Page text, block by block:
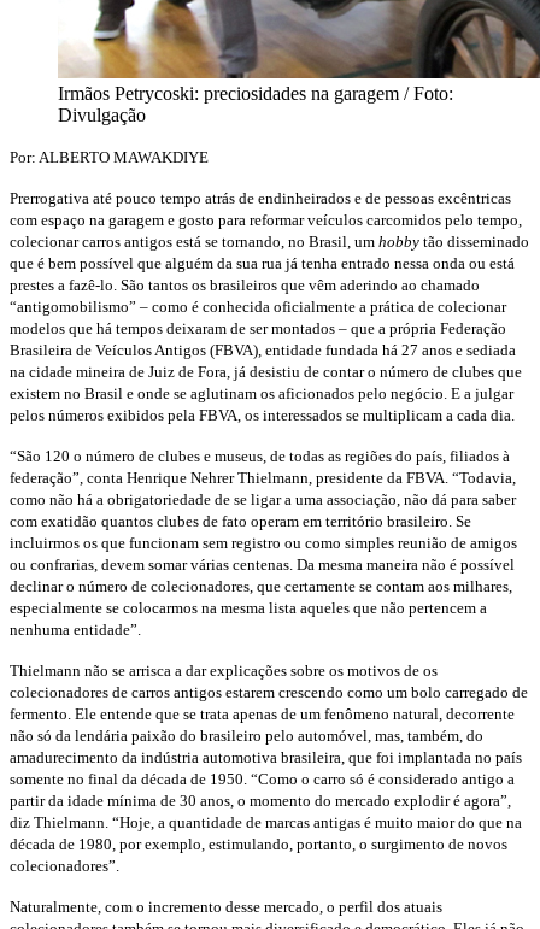
Irmãos Petrycoski: preciosidades na garagem / Foto:
Divulgação
Por: ALBERTO MAWAKDIYE
Prerrogativa até pouco tempo atrás de endinheirados e de pessoas excêntricas
com espaço na garagem e gosto para reformar veículos carcomidos pelo tempo,
colecionar carros antigos está se tornando, no Brasil, um hobby tão disseminado
que é bem possível que alguém da sua rua já tenha entrado nessa onda ou está
prestes a fazê-lo. São tantos os brasileiros que vêm aderindo ao chamado
“antigomobilismo” – como é conhecida oficialmente a prática de colecionar
modelos que há tempos deixaram de ser montados – que a própria Federação
Brasileira de Veículos Antigos (FBVA), entidade fundada há 27 anos e sediada
na cidade mineira de Juiz de Fora, já desistiu de contar o número de clubes que
existem no Brasil e onde se aglutinam os aficionados pelo negócio. E a julgar
pelos números exibidos pela FBVA, os interessados se multiplicam a cada dia.
“São 120 o número de clubes e museus, de todas as regiões do país, filiados à
federação”, conta Henrique Nehrer Thielmann, presidente da FBVA. “Todavia,
como não há a obrigatoriedade de se ligar a uma associação, não dá para saber
com exatidão quantos clubes de fato operam em território brasileiro. Se
incluirmos os que funcionam sem registro ou como simples reunião de amigos
ou confrarias, devem somar várias centenas. Da mesma maneira não é possível
declinar o número de colecionadores, que certamente se contam aos milhares,
especialmente se colocarmos na mesma lista aqueles que não pertencem a
nenhuma entidade”.
Thielmann não se arrisca a dar explicações sobre os motivos de os
colecionadores de carros antigos estarem crescendo como um bolo carregado de
fermento. Ele entende que se trata apenas de um fenômeno natural, decorrente
não só da lendária paixão do brasileiro pelo automóvel, mas, também, do
amadurecimento da indústria automotiva brasileira, que foi implantada no país
somente no final da década de 1950. “Como o carro só é considerado antigo a
partir da idade mínima de 30 anos, o momento do mercado explodir é agora”,
diz Thielmann. “Hoje, a quantidade de marcas antigas é muito maior do que na
década de 1980, por exemplo, estimulando, portanto, o surgimento de novos
colecionadores”.
Naturalmente, com o incremento desse mercado, o perfil dos atuais